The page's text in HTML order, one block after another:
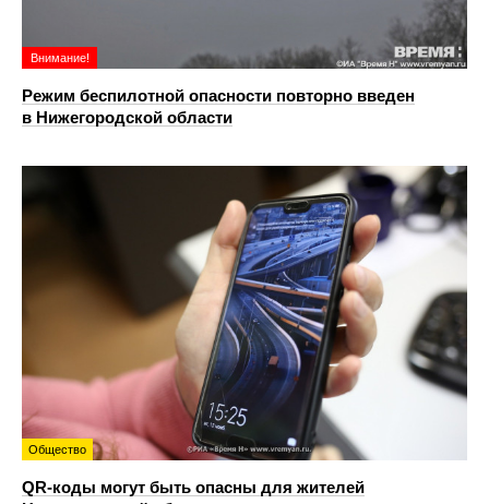
Внимание!
Режим беспилотной опасности повторно введен
в Нижегородской области
Общество
QR-коды могут быть опасны для жителей